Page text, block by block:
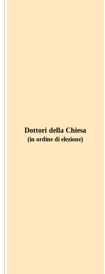
Dottori della Chiesa
(in ordine di elezione)